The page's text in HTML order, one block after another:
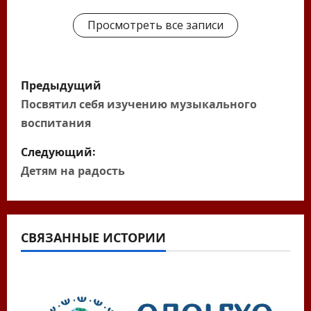
Просмотреть все записи
Н
а
в
и
г
а
ц
Предыдущий
Посвятил себя изучению музыкального
воспитания
Следующий:
Детям на радость
СВЯЗАННЫЕ ИСТОРИИ